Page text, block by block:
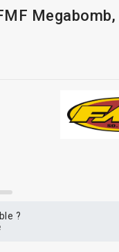
Megabomb,
?